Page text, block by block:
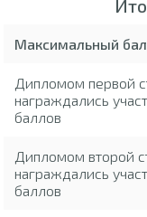
Максимальный
Дипломом первой
награждались
баллов
Дипломом второй
награждались
баллов